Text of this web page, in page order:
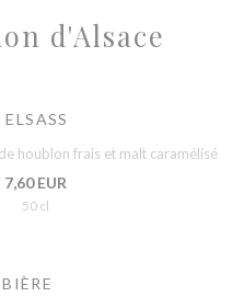
d'Alsace
houblon frais et malt caramélisé
7,60 EUR
50 cl